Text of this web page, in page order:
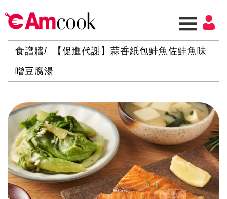
食譜牆
【促進代謝】蒜香紙包鮭魚佐鮭魚味
噌豆腐湯